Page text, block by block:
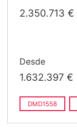
2.350.713 €
Desde
1.632.397 €
DMD1558